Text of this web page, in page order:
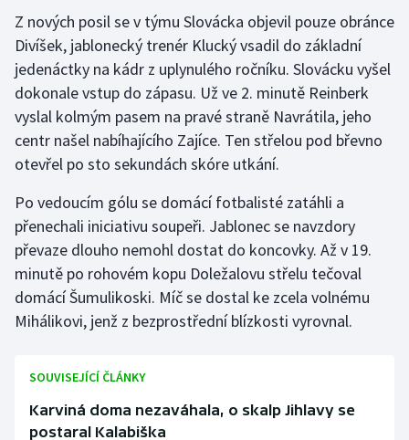
Futsal
Golf
Gymnastika
Házená
Judo
Krasobruslení
Lezení
Moderní pětiboj
Z nových posil se v týmu Slovácka objevil pouze obránce
Divíšek, jablonecký trenér Klucký vsadil do základní
jedenáctky na kádr z uplynulého ročníku. Slovácku vyšel
dokonale vstup do zápasu. Už ve 2. minutě Reinberk
vyslal kolmým pasem na pravé straně Navrátila, jeho
centr našel nabíhajícího Zajíce. Ten střelou pod břevno
otevřel po sto sekundách skóre utkání.
Po vedoucím gólu se domácí fotbalisté zatáhli a
přenechali iniciativu soupeři. Jablonec se navzdory
převaze dlouho nemohl dostat do koncovky. Až v 19.
minutě po rohovém kopu Doležalovu střelu tečoval
domácí Šumulikoski. Míč se dostal ke zcela volnému
Mihálikovi, jenž z bezprostřední blízkosti vyrovnal.
SOUVISEJÍCÍ ČLÁNKY
Karviná doma nezaváhala, o skalp Jihlavy se
postaral Kalabiška